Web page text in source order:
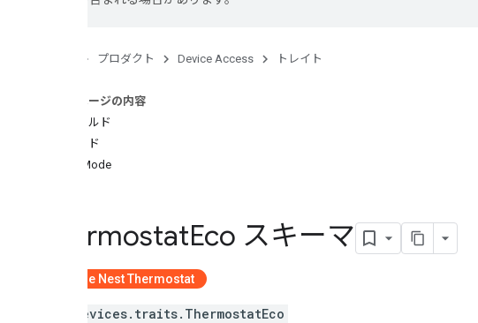
プロダクト Device Access トレイト
このページの内容
フィールド
コマンド
SetMode
ThermostatEco スキーマ
Google Nest Thermostat
sdm.devices.traits.ThermostatEco